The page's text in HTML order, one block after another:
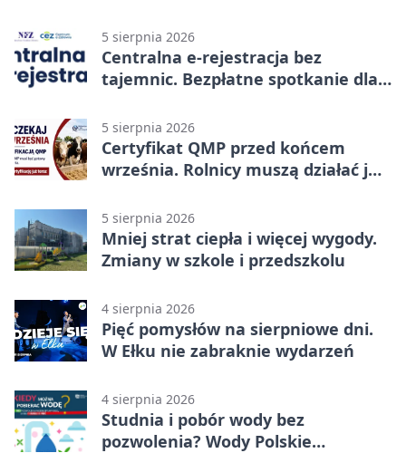
5 sierpnia 2026
Centralna e-rejestracja bez
tajemnic. Bezpłatne spotkanie dla
5 sierpnia 2026
Certyfikat QMP przed końcem
września. Rolnicy muszą działać już
5 sierpnia 2026
Mniej strat ciepła i więcej wygody.
Zmiany w szkole i przedszkolu
4 sierpnia 2026
Pięć pomysłów na sierpniowe dni.
W Ełku nie zabraknie wydarzeń
4 sierpnia 2026
Studnia i pobór wody bez
pozwolenia? Wody Polskie